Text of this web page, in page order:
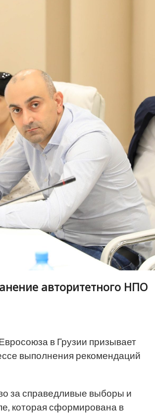
авторитетного НПО
в Грузии призывает
выполнения рекомендаций
за справедливые выборы и
которая сформирована в